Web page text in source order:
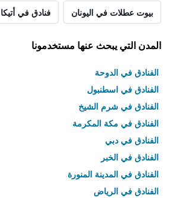
بيوت عطلات في اليونان فنادق في أتيكا
المدن التي يبحث عنها مستخدمونا
الفنادق في الدوحة
الفنادق في اسطنبول
الفنادق في شرم الشيخ
الفنادق في مكة المكرمة
الفنادق في دبي
الفنادق في الخبر
الفنادق في المدينة المنورة
الفنادق في الرياض